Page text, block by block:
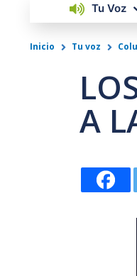
Tu Voz
Inicio Tu voz
A